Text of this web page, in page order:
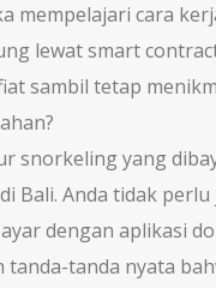
mempelajari cara
lewat smart
sambil tetap
snorkeling yang
Bali. Anda tidak
dengan aplikasi
tanda-tanda nyata